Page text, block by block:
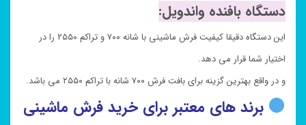
دستگاه بافنده واندویل:
این دستگاه دقیقا کیفیت فرش ماشینی با شانه ۷۰۰ و تراکم ۲۵۵۰ را در
اختیار شما قرار می دهد.
و در واقع بهترین گزینه برای بافت فرش ۷۰۰ شانه با تراکم ۲۵۵۰ می باشد.
برند های معتبر برای خرید فرش ماشینی